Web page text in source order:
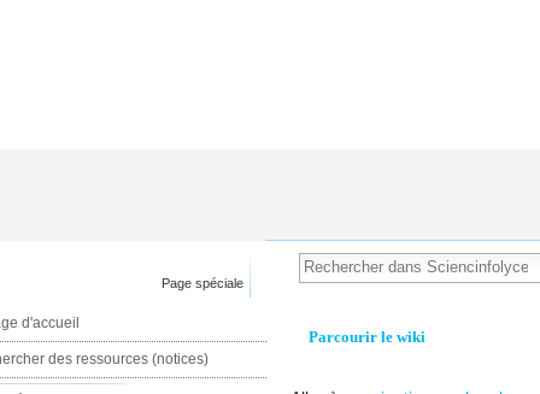
Parcourir le wiki
Page spéciale
d'accueil
des ressources (notices)